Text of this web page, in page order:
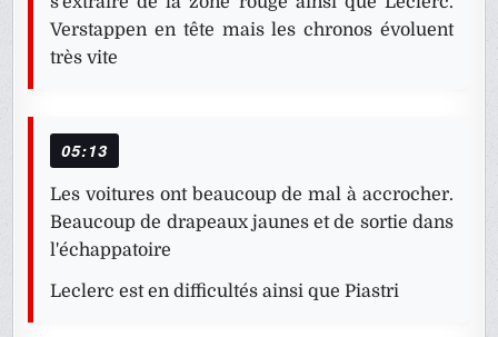
Verstappen en tête mais les chronos évoluent
très vite
05:13
Les voitures ont beaucoup de mal à accrocher.
Beaucoup de drapeaux jaunes et de sortie dans
l'échappatoire
Leclerc est en difficultés ainsi que Piastri